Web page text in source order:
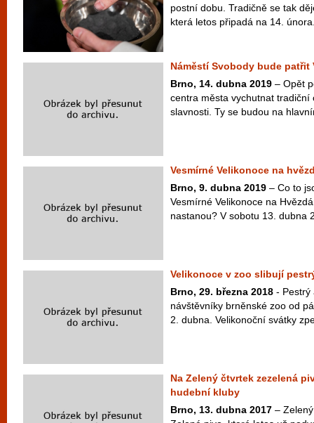
postní dobu. Tradičně se tak
která letos připadá na 14.
Náměstí Svobody bude
Brno, 14. dubna 2019 – Opět
centra města vychutnat tradiční
slavnosti. Ty se budou na
Vesmírné Velikonoce na
Brno, 9. dubna 2019 – Co to
Vesmírné Velikonoce na
nastanou? V sobotu 13. dubna
Velikonoce v zoo slibují
Brno, 29. března 2018 - Pestrý
návštěvníky brněnské zoo od
2. dubna. Velikonoční svátky
Na Zelený čtvrtek zezelená
hudební kluby
Brno, 13. dubna 2017 –